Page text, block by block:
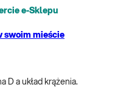
e-Sklepu
swoim mieście
D a układ krążenia.